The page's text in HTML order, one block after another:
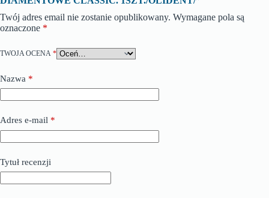
Twój adres email nie zostanie opublikowany. Wymagane pola są
oznaczone *
TWOJA OCENA *
Nazwa *
Adres e-mail *
Tytuł recenzji